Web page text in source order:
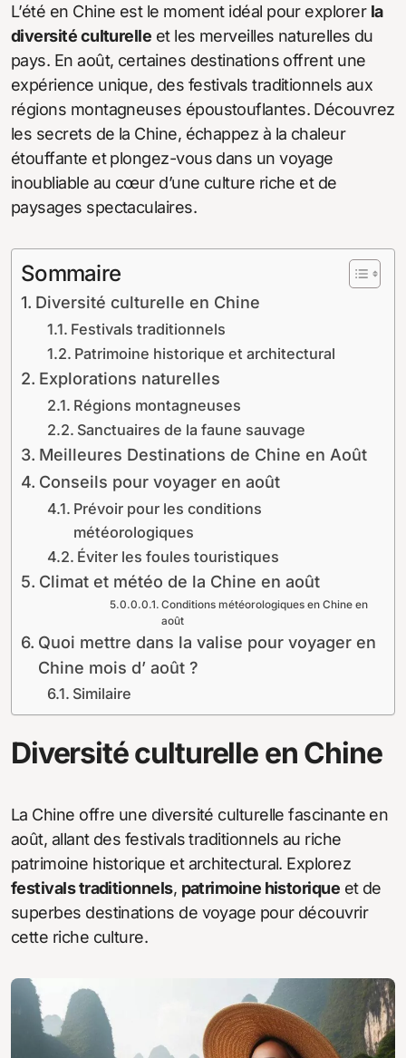
L’été en Chine est le moment idéal pour explorer la
diversité culturelle et les merveilles naturelles du
pays. En août, certaines destinations offrent une
expérience unique, des festivals traditionnels aux
régions montagneuses époustouflantes. Découvrez
les secrets de la Chine, échappez à la chaleur
étouffante et plongez-vous dans un voyage
inoubliable au cœur d’une culture riche et de
paysages spectaculaires.
Sommaire
Diversité culturelle en Chine
Festivals traditionnels
Patrimoine historique et architectural
Explorations naturelles
Régions montagneuses
Sanctuaires de la faune sauvage
Meilleures Destinations de Chine en Août
Conseils pour voyager en août
Prévoir pour les conditions
météorologiques
Éviter les foules touristiques
Climat et météo de la Chine en août
Conditions météorologiques en Chine en
août
Quoi mettre dans la valise pour voyager en
Chine mois d’ août ?
Similaire
Diversité culturelle en Chine
La Chine offre une diversité culturelle fascinante en
août, allant des festivals traditionnels au riche
patrimoine historique et architectural. Explorez
festivals traditionnels, patrimoine historique et de
superbes destinations de voyage pour découvrir
cette riche culture.